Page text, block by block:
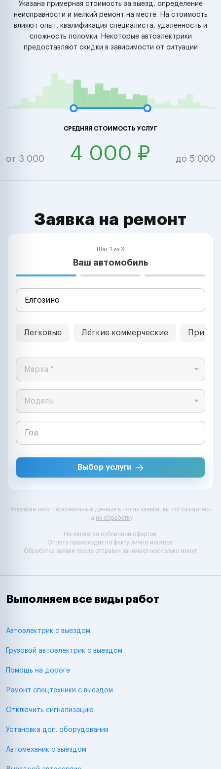
Указана примерная стоимость за выезд, определение
неисправности и мелкий ремонт на месте. На стоимость
влияют опыт, квалификация специалиста, удаленность и
сложность поломки. Некоторые автоэлектрики
предоставляют скидки в зависимости от ситуации
СРЕДНЯЯ СТОИМОСТЬ УСЛУГ
от 3 000 4 000 ₽ до 5 000
Заявка на ремонт
Шаг 1 из 3
Ваш автомобиль
Легковые Лёгкие коммерческие
Марка *
Модель
Выбор услуги
Указывая свои персональные данные в полях заявки, вы соглашаетесь
на их обработку.
Не является публичной офертой.
Оплата происходит по факту лично мастеру.
Обработка заявки после отправки занимает несколько минут.
Выполняем все виды работ
Автоэлектрик с выездом
Грузовой автоэлектрик с выездом
Помощь на дороге
Ремонт спецтехники с выездом
Отключить сигнализацию
Установка доп. оборудования
Автомеханик с выездом